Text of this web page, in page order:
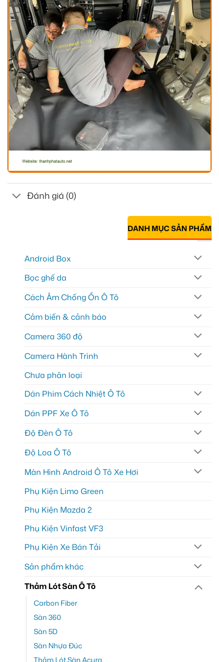
Đánh giá (0)
DANH MỤC SẢN PHẨM
Android Box
Bọc ghế da
Cách Âm Chống Ồn Ô Tô
Cảm biến & cảnh báo
Camera 360 độ
Camera Hành Trình
Chưa phân loại
Dán Phim Cách Nhiệt Ô Tô
Dán PPF Xe Ô Tô
Độ Đèn Ô Tô
Độ Loa Ô Tô
Màn Hình Android Ô Tô Xe Hơi
Phụ Kiện Limo Green
Phụ Kiện Mazda 2
Phụ Kiện Vinfast VF3
Phụ Kiện Xe Bán Tải
Sản phẩm khác
Thảm Lót Sàn Ô Tô
Carbon Fiber
Sàn 360
Sàn 5D
Sàn Nhựa Đúc
Thảm Lót Sàn Acura